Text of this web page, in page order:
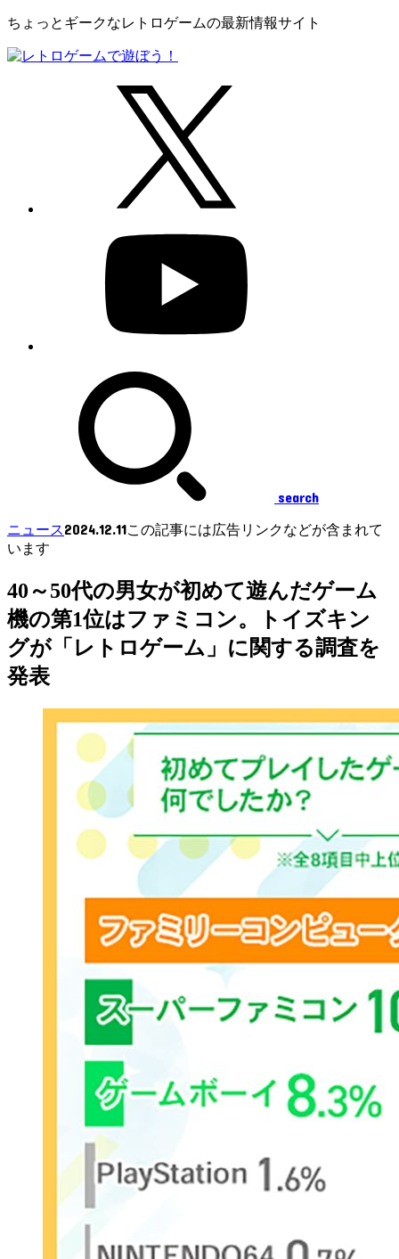
ちょっとギークなレトロゲームの最新情報サイト
search
ニュース2024.12.11この記事には広告リンクなどが含まれて
います
40～50代の男女が初めて遊んだゲーム
機の第1位はファミコン。トイズキン
グが「レトロゲーム」に関する調査を
発表